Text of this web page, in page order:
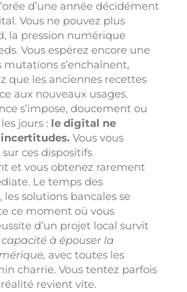
d’une année décidément
Vous ne pouvez plus
la pression numérique
Vous espérez encore une
s’enchaînent,
que les anciennes recettes
aux nouveaux usages.
s’impose, doucement ou
jours : le digital ne
Vous vous
ces dispositifs
et vous obtenez rarement
Le temps des
les solutions bancales se
ce moment où vous
d’un projet local survit
capacité à épouser la
avec toutes les
charrie. Vous tentez parfois
revient vite.